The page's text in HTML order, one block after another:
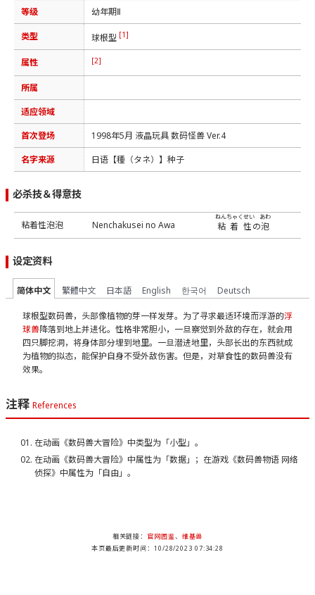
等级 幼年期Ⅱ
类型 球根型 [1]
属性 [2]
所属
适应领域
首次登场
1998年5月 液晶玩具 数码怪兽 Ver.4
名字来源
日语【種（タネ）】种子
必杀技＆得意技
粘着性泡泡 Nenchakusei no Awa 粘着性
ねんちゃくせい
の泡
あわ
设定资料
简体中文 繁體中文 日本語 English 한국어 Deutsch
球根型数码兽，头部像植物的芽一样发芽。为了寻求最适环境而浮游的浮
球兽降落到地上并进化。性格非常胆小，一旦察觉到外敌的存在，就会用
四只脚挖洞，将身体部分埋到地里。一旦潜进地里，头部长出的东西就成
为植物的拟态，能保护自身不受外敌伤害。但是，对草食性的数码兽没有
效果。
注释 References
在动画《数码兽大冒险》中类型为「小型」。
在动画《数码兽大冒险》中属性为「数据」；在游戏《数码兽物语 网络
侦探》中属性为「自由」。
相关链接： 官网图鉴、 维基兽
本页最后更新时间：10/28/2023 07:34:28